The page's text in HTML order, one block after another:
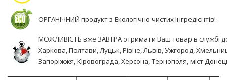
ОРГАНІЧНИЙ продукт з Екологічно чистих Інгредієнтів!
МОЖЛИВІСТЬ вже ЗАВТРА отримати Ваш товар в службі
Харкова, Полтави, Луцьк, Рівне, Львів, Ужгород,
Запоріжжя, Кіровограда, Херсона, Тернополя, міст